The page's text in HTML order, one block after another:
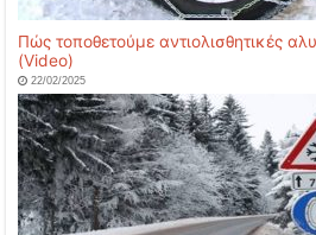
Πώς τοποθετούμε αντιολισθητικές
(Video)
22/02/2025